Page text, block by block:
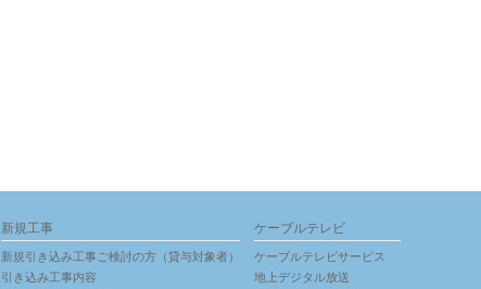
新規工事
新規引き込み工事ご検討の方（貸与対象者）
引き込み工事内容
ケーブルテレビ
ケーブルテレビサービス
地上デジタル放送